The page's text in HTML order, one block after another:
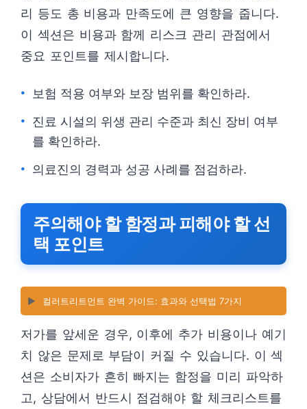
리 등도 총 비용과 만족도에 큰 영향을 줍니다.
이 섹션은 비용과 함께 리스크 관리 관점에서
중요 포인트를 제시합니다.
보험 적용 여부와 보장 범위를 확인하라.
진료 시설의 위생 관리 수준과 최신 장비 여부
를 확인하라.
의료진의 경력과 성공 사례를 점검하라.
주의해야 할 함정과 피해야 할 선
택 포인트
▶️ 컬러트리트먼트 완벽 가이드: 효과와 선택법 7가지
저가를 앞세운 경우, 이후에 추가 비용이나 예기
치 않은 문제로 부담이 커질 수 있습니다. 이 섹
션은 소비자가 흔히 빠지는 함정을 미리 파악하
고, 상담에서 반드시 점검해야 할 체크리스트를